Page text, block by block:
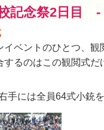
記念祭2日目 -
ベントのひとつ、観
るのはこの観閲式だ
手には全員64式小銃